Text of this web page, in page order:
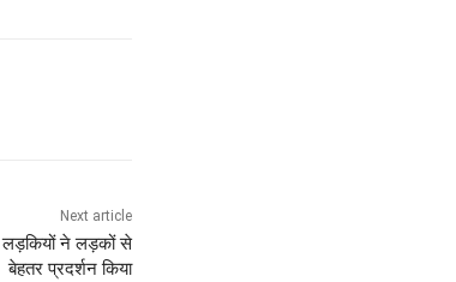
Next article
ने लड़कों से
बेहतर प्रदर्शन किया